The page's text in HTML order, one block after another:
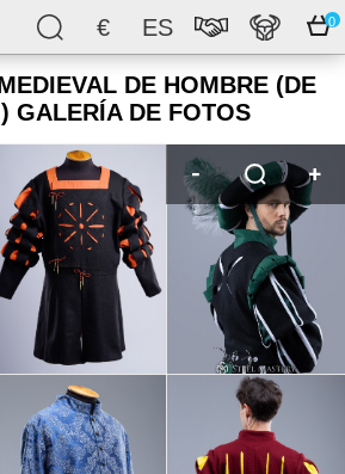
€ ES 0
DE HOMBRE (DE
GALERÍA DE FOTOS